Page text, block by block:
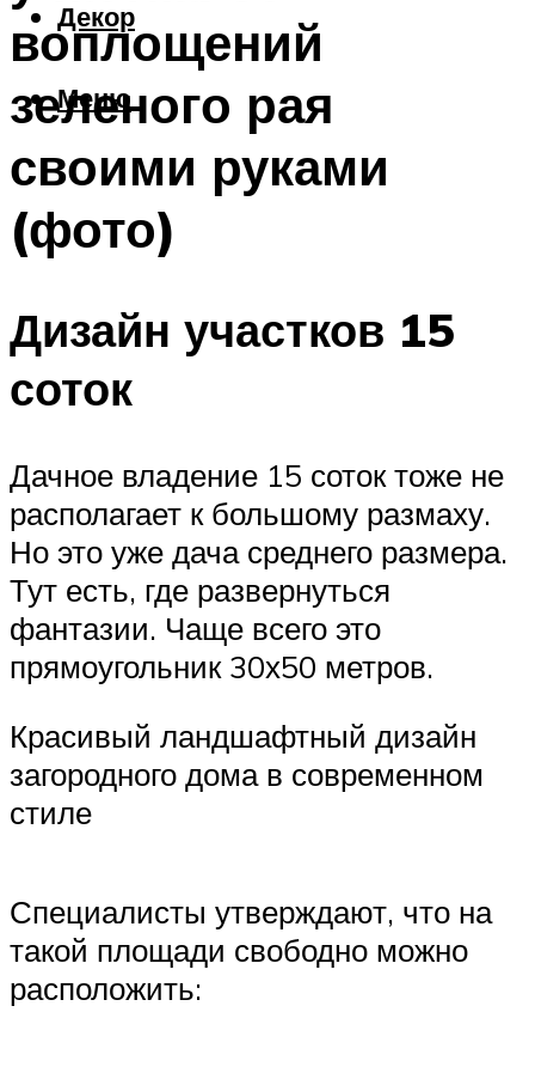
Декор
Меню
воплощений
зеленого рая
своими руками
(фото)
Дизайн участков 15
соток
Дачное владение 15 соток тоже не
располагает к большому размаху.
Но это уже дача среднего размера.
Тут есть, где развернуться
фантазии. Чаще всего это
прямоугольник 30х50 метров.
Красивый ландшафтный дизайн
загородного дома в современном
стиле
Специалисты утверждают, что на
такой площади свободно можно
расположить: